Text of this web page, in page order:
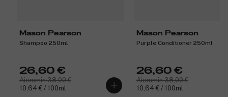
Mason Pearson
Shampoo 250ml
26,60 €
Aiemmin 38,00 €
10,64 € / 100ml
Mason Pearson
Purple Conditioner 250ml
26,60 €
Aiemmin 38,00 €
10,64 € / 100ml